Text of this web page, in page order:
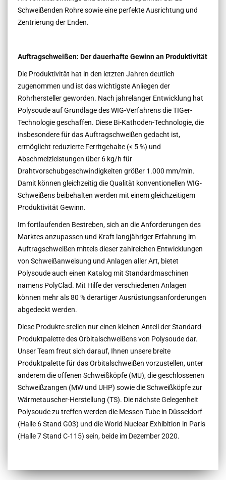
Schweißenden Rohre sowie eine perfekte Ausrichtung und
Zentrierung der Enden.
Auftragschweißen: Der dauerhafte Gewinn an Produktivität
Die Produktivität hat in den letzten Jahren deutlich
zugenommen und ist das wichtigste Anliegen der
Rohrhersteller geworden. Nach jahrelanger Entwicklung hat
Polysoude auf Grundlage des WIG-Verfahrens die TIGer-
Technologie geschaffen. Diese Bi-Kathoden-Technologie, die
insbesondere für das Auftragschweißen gedacht ist,
ermöglicht reduzierte Ferritgehalte (< 5 %) und
Abschmelzleistungen über 6 kg/h für
Drahtvorschubgeschwindigkeiten größer 1.000 mm/min.
Damit können gleichzeitig die Qualität konventionellen WIG-
Schweißens beibehalten werden mit einem gleichzeitigem
Produktivität Gewinn.
Im fortlaufenden Bestreben, sich an die Anforderungen des
Marktes anzupassen und Kraft langjähriger Erfahrung im
Auftragschweißen mittels dieser zahlreichen Entwicklungen
von Schweißanweisung und Anlagen aller Art, bietet
Polysoude auch einen Katalog mit Standardmaschinen
namens PolyClad. Mit Hilfe der verschiedenen Anlagen
können mehr als 80 % derartiger Ausrüstungsanforderungen
abgedeckt werden.
Diese Produkte stellen nur einen kleinen Anteil der Standard-
Produktpalette des Orbitalschweißens von Polysoude dar.
Unser Team freut sich darauf, Ihnen unsere breite
Produktpalette für das Orbitalschweißen vorzustellen, unter
anderem die offenen Schweißköpfe (MU), die geschlossenen
Schweißzangen (MW und UHP) sowie die Schweißköpfe zur
Wärmetauscher-Herstellung (TS). Die nächste Gelegenheit
Polysoude zu treffen werden die Messen Tube in Düsseldorf
(Halle 6 Stand G03) und die World Nuclear Exhibition in Paris
(Halle 7 Stand C-115) sein, beide im Dezember 2020.